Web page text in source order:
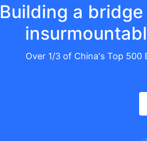
Building a
Over 1/3 of China's Top